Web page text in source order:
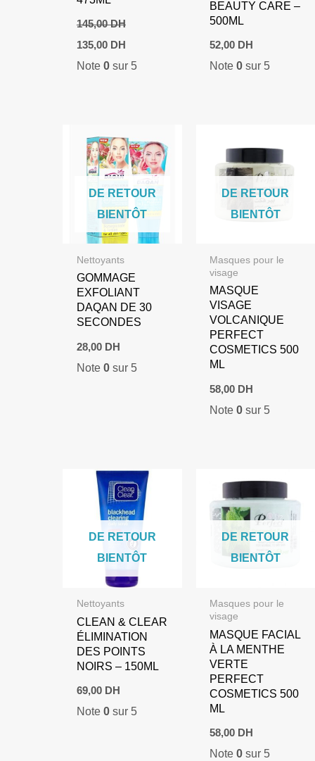
145,00DH
Le
prix
initial
135,00 DHLe
actuel
Note 0sur 5
BEAUTY CARE –
500ML
52,00 DH
Note0 sur 5
DE RETOUR
BIENTÔT
Nettoyants
GOMMAGE
EXFOLIANT
DAQAN DE 30
SECONDES
28,00 DH
Note 0sur 5
DE RETOUR
BIENTÔT
Masques pour le
visage
MASQUE
VISAGE
VOLCANIQUE
PERFECT
COSMETICS 500
ML
58,00 DH
Note0 sur 5
DE RETOUR
BIENTÔT
Nettoyants
CLEAN & CLEAR
ÉLIMINATION
DES POINTS
NOIRS – 150ML
69,00 DH
Note 0sur 5
DE RETOUR
BIENTÔT
Masques pour le
visage
MASQUE FACIAL
À LA MENTHE
VERTE
PERFECT
COSMETICS 500
ML
58,00 DH
Note0 sur 5